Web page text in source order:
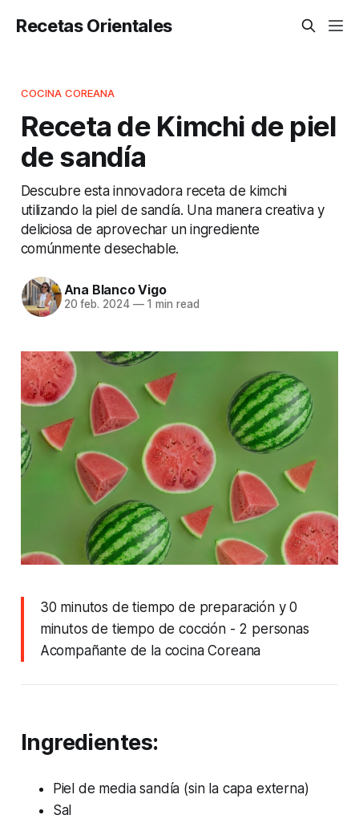
Recetas Orientales
COCINA COREANA
Receta de Kimchi de piel
de sandía
Descubre esta innovadora receta de kimchi
utilizando la piel de sandía. Una manera creativa y
deliciosa de aprovechar un ingrediente
comúnmente desechable.
Ana Blanco Vigo
20 feb. 2024 —1 min read
30 minutos de tiempo de preparación y 0
minutos de tiempo de cocción- 2 personas
Acompañante de la cocina Coreana
Ingredientes:
Piel de media sandía (sin la capa externa)
Sal